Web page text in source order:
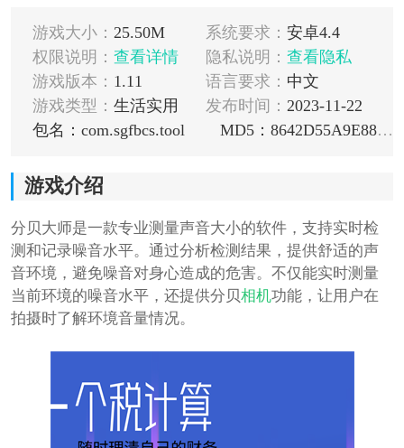
游戏大小： 25.50M 系统要求： 安卓4.4
权限说明： 查看详情 隐私说明： 查看隐私
游戏版本： 1.11 语言要求： 中文
游戏类型： 生活实用 发布时间： 2023-11-22
包名：com.sgfbcs.tool
MD5：8642D55A9E88DFEF5D6E9B25DEFD6BBB
游戏介绍
分贝大师是一款专业测量声音大小的软件，支持实时检
测和记录噪音水平。通过分析检测结果，提供舒适的声
音环境，避免噪音对身心造成的危害。不仅能实时测量
当前环境的噪音水平，还提供分贝相机功能，让用户在
拍摄时了解环境音量情况。